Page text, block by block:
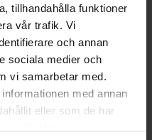
tillhandahålla funktioner
vår trafik. Vi
och annan
sociala medier och
vi samarbetar med.
med annan
eller som de har
Nej
Nej
Nej
Nej